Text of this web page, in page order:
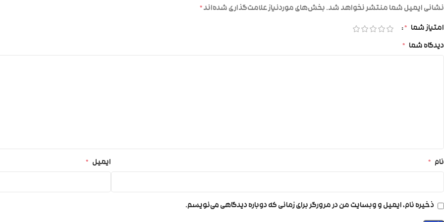
نشانی ایمیل شما منتشر نخواهد شد.بخش‌های موردنیاز علامت‌گذاری شده‌اند*
امتیاز شما *
دیدگاه شما *
نام * ایمیل *
ذخیره نام، ایمیل و وبسایت من در مرورگر برای زمانی که دوباره دیدگاهی می‌نویسم.